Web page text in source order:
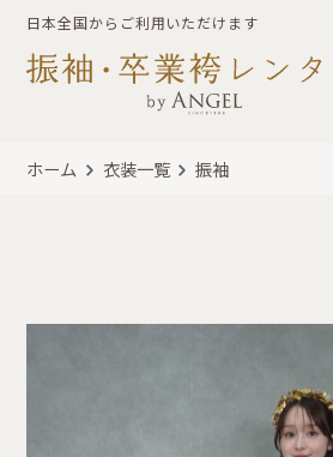
日本全国からご利用いただけます
ホーム 衣装一覧 振袖